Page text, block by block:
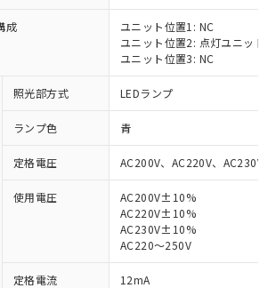
成
ユニット位置1: NC
ユニット位置2: 点灯ユニット
ユニット位置3: NC
照光部方式 LEDランプ
ランプ色 青
定格電圧 AC200V、AC220V、AC230V
使用電圧
AC200V±10%
AC220V±10%
AC230V±10%
AC220～250V
定格電流 12mA
み：EU RoHS指令（10物質）の
対応した製品が提供可能な商品で